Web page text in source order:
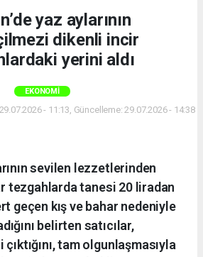
yaz aylarının
dikenli incir
yerini aldı
EKONOMI
- 11:13, Güncelleme: 29.07.2026 - 14:38
sevilen lezzetlerinden
tezgahlarda tanesi 20 liradan
geçen kış ve bahar nedeniyle
belirten satıcılar,
tam olgunlaşmasıyla